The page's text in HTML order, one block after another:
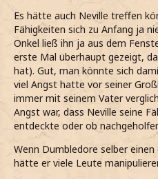
Es hätte auch Neville treffen
Fähigkeiten sich zu Anfang ja
Onkel ließ ihn ja aus dem
erste Mal überhaupt gezeigt,
hat). Gut, man könnte sich
viel Angst hatte vor seiner
immer mit seinem Vater
Angst war, dass Neville seine
entdeckte oder ob
Wenn Dumbledore selber
hätte er viele Leute